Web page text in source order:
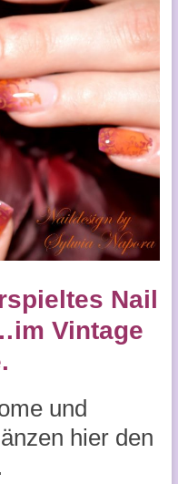
Nail
Vintage
und
hier den